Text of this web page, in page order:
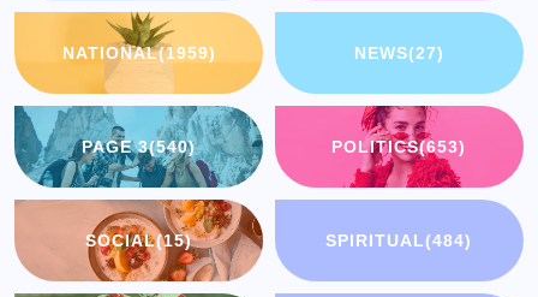
NATIONAL(1959) NEWS(27)
PAGE 3(540) POLITICS(653)
SOCIAL(15) SPIRITUAL(484)